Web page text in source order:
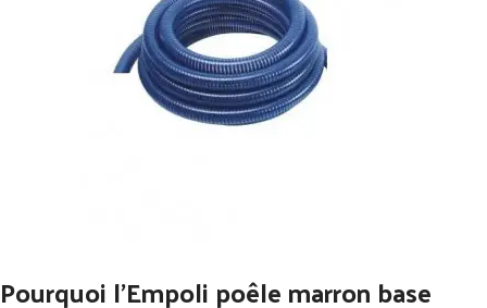
Pourquoi l’Empoli poêle marron base